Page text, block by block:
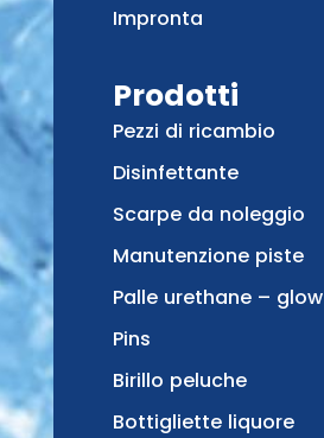
Impronta
Prodotti
Pezzi di ricambio
Disinfettante
Scarpe da noleggio
Manutenzione piste
Palle urethane – glow
Pins
Birillo peluche
Bottigliette liquore